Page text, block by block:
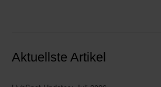
Aktuellste Artikel